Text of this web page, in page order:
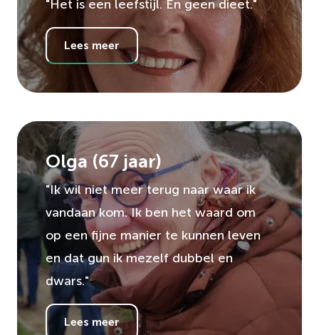
"Het is een leefstijl. En geen dieet."
Lees meer
Olga (67 jaar)
"Ik wil niet meer terug naar waar ik
vandaan kom. Ik ben het waard om
op een fijne manier te kunnen leven
en dat gun ik mezelf dubbel en
dwars."
Lees meer